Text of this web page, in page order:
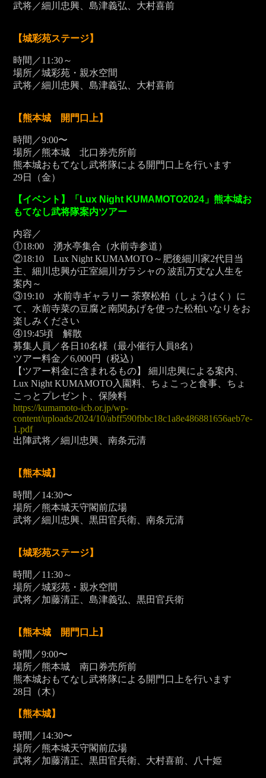
武将／細川忠興、島津義弘、大村喜前
【城彩苑ステージ】
時間／11:30～
場所／城彩苑・親水空間
武将／細川忠興、島津義弘、大村喜前
【熊本城 開門口上】
時間／9:00〜
場所／熊本城 北口券売所前
熊本城おもてなし武将隊による開門口上を行います
29日（金）
【イベント】「Lux Night KUMAMOTO2024」熊本城お
もてなし武将隊案内ツアー
内容／
①18:00 湧水亭集合（水前寺参道）
②18:10 Lux Night KUMAMOTO～肥後細川家2代目当
主、細川忠興が正室細川ガラシャの 波乱万丈な人生を
案内～
③19:10 水前寺ギャラリー 茶寮松柏（しょうはく）に
て、水前寺菜の豆腐と南関あげを使った松柏いなりをお
楽しみください
④19:45頃 解散
募集人員／各日10名様（最小催行人員8名）
ツアー料金／6,000円（税込）
【ツアー料金に含まれるもの】 細川忠興による案内、
Lux Night KUMAMOTO入園料、ちょこっと食事、ちょ
こっとプレゼント、保険料
https://kumamoto-icb.or.jp/wp-
content/uploads/2024/10/abff590fbbc18c1a8e486881656aeb7e-
1.pdf
出陣武将／細川忠興、南条元清
【熊本城】
時間／14:30〜
場所／熊本城天守閣前広場
武将／細川忠興、黒田官兵衛、南条元清
【城彩苑ステージ】
時間／11:30～
場所／城彩苑・親水空間
武将／加藤清正、島津義弘、黒田官兵衛
【熊本城 開門口上】
時間／9:00〜
場所／熊本城 南口券売所前
熊本城おもてなし武将隊による開門口上を行います
28日（木）
【熊本城】
時間／14:30〜
場所／熊本城天守閣前広場
武将／加藤清正、黒田官兵衛、大村喜前、八十姫